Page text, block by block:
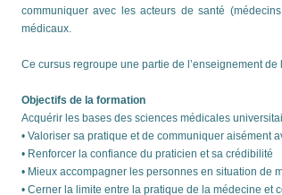
communiquer avec les acteurs de santé
médicaux.
Ce cursus regroupe une partie de l’enseignement
Objectifs de la formation
Acquérir les bases des sciences médicales
• Valoriser sa pratique et de communiquer aisément
• Renforcer la confiance du praticien et sa crédibilité
• Mieux accompagner les personnes en situation de
• Cerner la limite entre la pratique de la médecine